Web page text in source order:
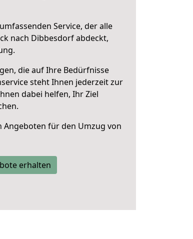
Service, der alle
nach Dibbesdorf abdeckt,
die auf Ihre Bedürfnisse
steht Ihnen jederzeit zur
dabei helfen, Ihr Ziel
Angeboten für den Umzug von
erhalten